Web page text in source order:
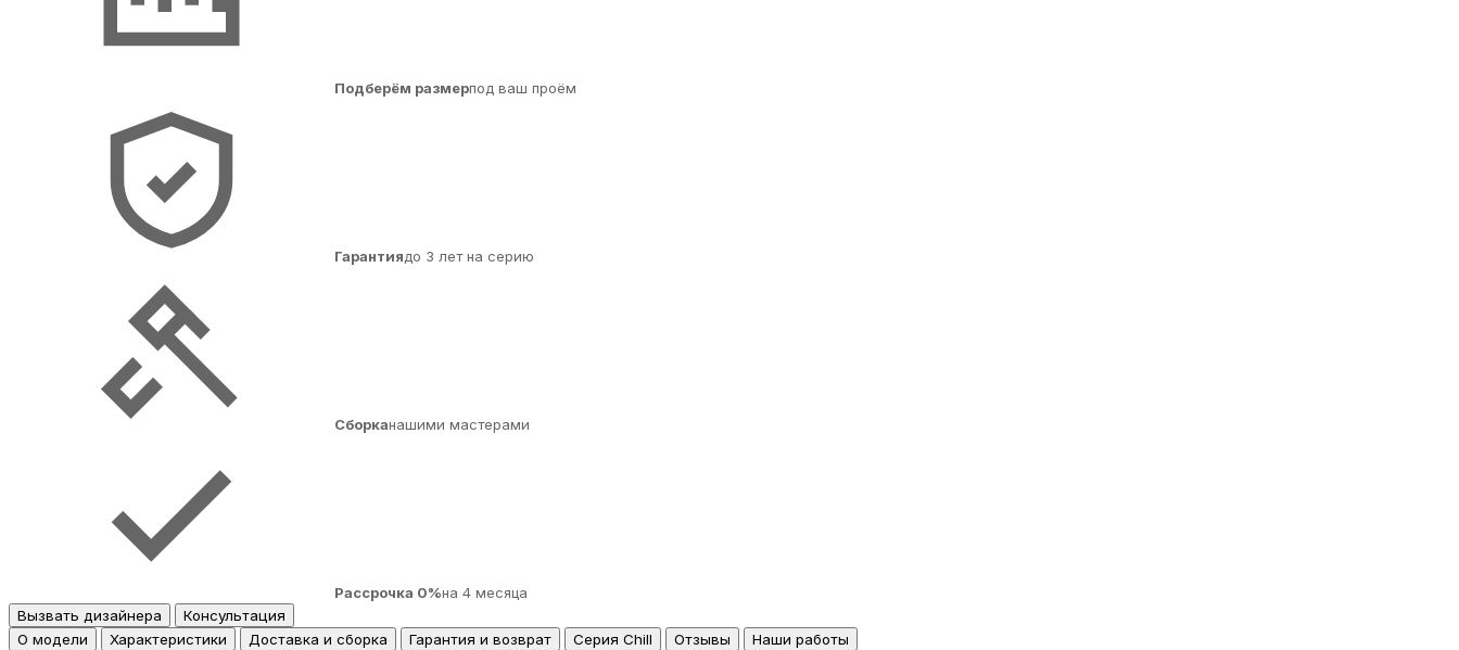
Подберём размерпод ваш проём
Гарантиядо 3 лет на серию
Сборканашими мастерами
Рассрочка 0%на 4 месяца
Вызвать дизайнера
Консультация
О модели
Характеристики Доставка и сборка Гарантия и возврат Серия Chill Отзывы Наши работы